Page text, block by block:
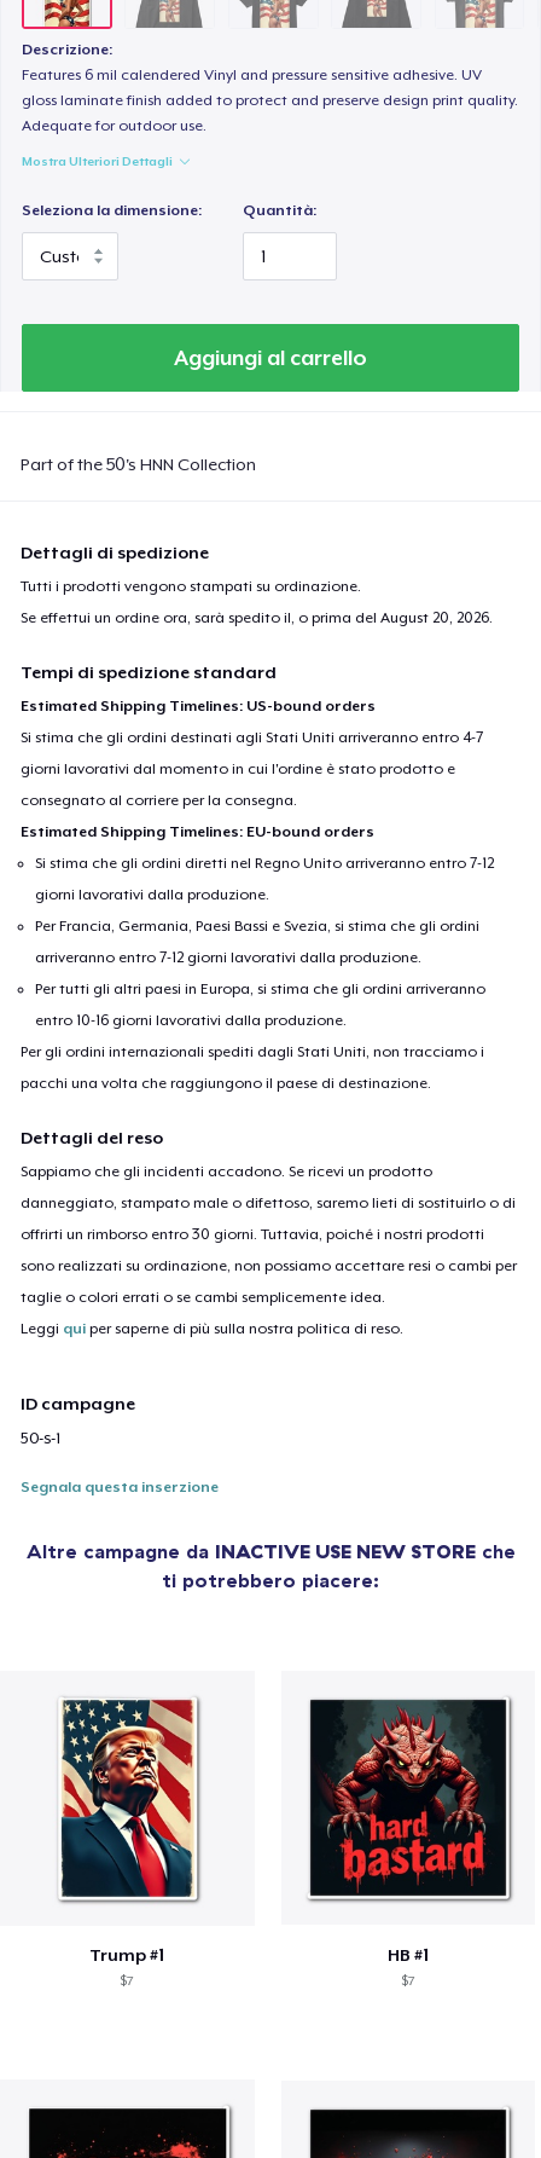
Descrizione:
Features 6 mil calendered Vinyl and pressure sensitive adhesive. UV
gloss laminate finish added to protect and preserve design print quality.
Adequate for outdoor use.
Mostra Ulteriori Dettagli
Seleziona la dimensione: Quantità:
Aggiungi al carrello
Part of the 50's HNN Collection
Dettagli di spedizione
Tutti i prodotti vengono stampati su ordinazione.
Se effettui un ordine ora, sarà spedito il, o prima delAugust 20, 2026.
Tempi di spedizione standard
Estimated Shipping Timelines: US-bound orders
Si stima che gli ordini destinati agli Stati Uniti arriveranno entro 4-7
giorni lavorativi dal momento in cui l'ordine è stato prodotto e
consegnato al corriere per la consegna.
Estimated Shipping Timelines: EU-bound orders
Si stima che gli ordini diretti nel Regno Unito arriveranno entro 7-12
giorni lavorativi dalla produzione.
Per Francia, Germania, Paesi Bassi e Svezia, si stima che gli ordini
arriveranno entro 7-12 giorni lavorativi dalla produzione.
Per tutti gli altri paesi in Europa, si stima che gli ordini arriveranno
entro 10-16 giorni lavorativi dalla produzione.
Per gli ordini internazionali spediti dagli Stati Uniti, non tracciamo i
pacchi una volta che raggiungono il paese di destinazione.
Dettagli del reso
Sappiamo che gli incidenti accadono. Se ricevi un prodotto
danneggiato, stampato male o difettoso, saremo lieti di sostituirlo o di
offrirti un rimborso entro 30 giorni. Tuttavia, poiché i nostri prodotti
sono realizzati su ordinazione, non possiamo accettare resi o cambi per
taglie o colori errati o se cambi semplicemente idea.
Leggi qui per saperne di più sulla nostra politica di reso.
ID campagne
50-s-1
Segnala questa inserzione
Altre campagne da INACTIVE USE NEW STOREche
ti potrebbero piacere:
Trump #1
$7
HB #1
$7
Classic Long Sleeve Tee
Next Level 3600 | Premium Ring-Spun Cotton T-Shirt
24,99 USD